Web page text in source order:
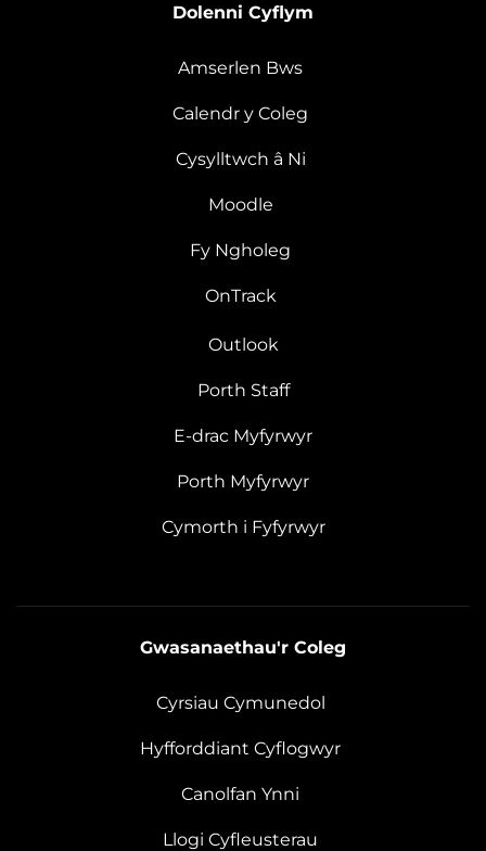
Dolenni Cyflym
Amserlen Bws
Calendr y Coleg
Cysylltwch â Ni
Moodle
Fy Ngholeg
OnTrack
Outlook
Porth Staff
E-drac Myfyrwyr
Porth Myfyrwyr
Cymorth i Fyfyrwyr
Gwasanaethau'r Coleg
Cyrsiau Cymunedol
Hyfforddiant Cyflogwyr
Canolfan Ynni
Llogi Cyfleusterau